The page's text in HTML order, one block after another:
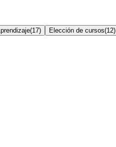
(17) Elección de cursos(12)